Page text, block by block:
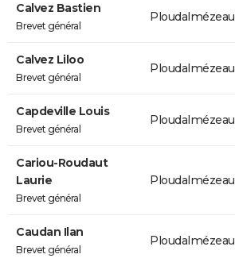
Calvez Bastien
Brevet général
Ploudalmézeau
Calvez Liloo
Brevet général
Ploudalmézeau
Capdeville Louis
Brevet général
Ploudalmézeau
Cariou-Roudaut
Laurie
Brevet général
Ploudalmézeau
Caudan Ilan
Brevet général
Ploudalmézeau